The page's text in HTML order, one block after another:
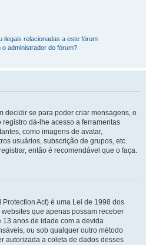
ilegais relacionadas a este fórum
administrador do fórum?
decidir se para poder criar mensagens, o
dá-lhe acesso a ferramentas
como imagens de avatar,
usuários, subscrição de grupos, etc.
então é recomendável que o faça.
Act) é uma Lei de 1998 dos
que apenas possam receber
anos de idade com a devida
ou sob qualquer outro método
autorizada a coleta de dados desses